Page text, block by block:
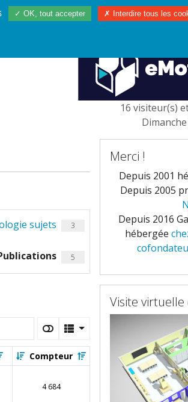
1997/2023 L'EUROPE
16 visiteur(s)
sujets 3
5
Compteur
4 684
Merci !
Depuis 2001
Depuis 2005
Depuis 2016
hébergée
Visite
✓ OK, tout accepter ✗ Interdire tous les